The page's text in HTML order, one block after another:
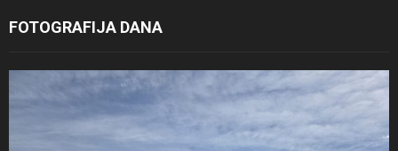
FOTOGRAFIJA DANA